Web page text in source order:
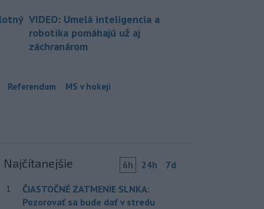
VIDEO: Umelá inteligencia a
robotika pomáhajú už aj
záchranárom
Referendum MS v hokeji
Najčítanejšie 6h 24h 7d
1
ČIASTOČNÉ ZATMENIE SLNKA:
Pozorovať sa bude dať v stredu